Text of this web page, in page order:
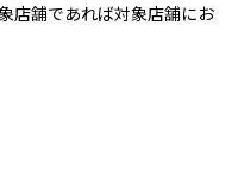
店舗であれば対象店舗にお